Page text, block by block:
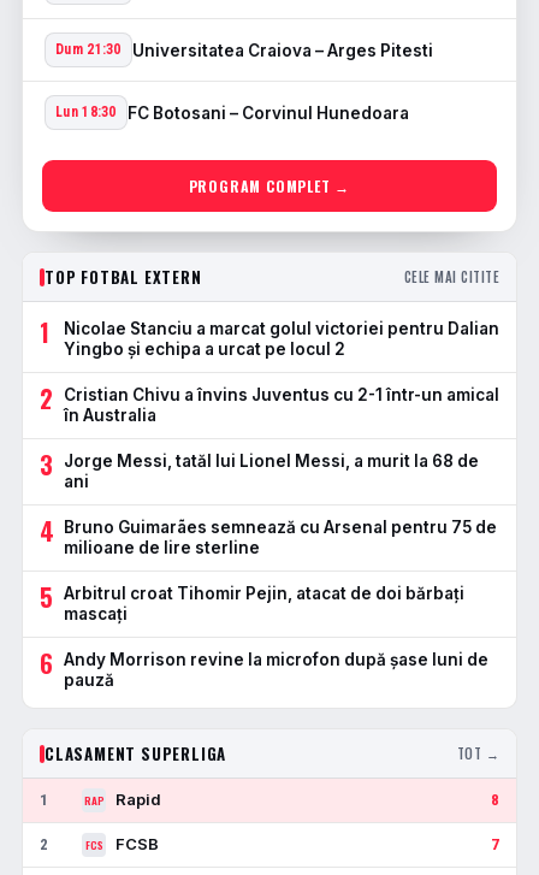
Dum 21:30 Universitatea Craiova – Arges Pitesti
Lun 18:30 FC Botosani – Corvinul Hunedoara
PROGRAM COMPLET →
TOP FOTBAL EXTERN CELE MAI CITITE
1
Nicolae Stanciu a marcat golul victoriei pentru Dalian
Yingbo și echipa a urcat pe locul 2
2
Cristian Chivu a învins Juventus cu 2-1 într-un amical
în Australia
3
Jorge Messi, tatăl lui Lionel Messi, a murit la 68 de
ani
4
Bruno Guimarães semnează cu Arsenal pentru 75 de
milioane de lire sterline
5
Arbitrul croat Tihomir Pejin, atacat de doi bărbați
mascați
6
Andy Morrison revine la microfon după șase luni de
pauză
CLASAMENT SUPERLIGA TOT →
1 RAP Rapid 8
2 FCS FCSB 7